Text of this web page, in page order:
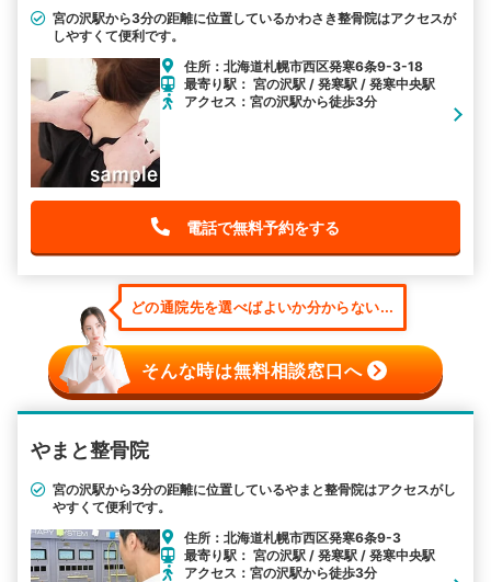
宮の沢駅から3分の距離に位置しているかわさき整骨院はアクセスが
しやすくて便利です。
住所：北海道札幌市西区発寒6条9-3-18
最寄り駅： 宮の沢駅 / 発寒駅 / 発寒中央駅
アクセス：宮の沢駅から徒歩3分
電話で無料予約をする
どの通院先を選べばよいか分からない...
そんな時は無料相談窓口へ
やまと整骨院
宮の沢駅から3分の距離に位置しているやまと整骨院はアクセスがし
やすくて便利です。
住所：北海道札幌市西区発寒6条9-3
最寄り駅： 宮の沢駅 / 発寒駅 / 発寒中央駅
アクセス：宮の沢駅から徒歩3分